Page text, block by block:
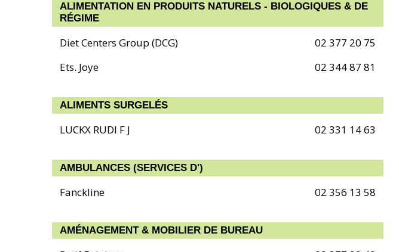
ALIMENTATION EN PRODUITS NATURELS - BIOLOGIQUES & DE
RÉGIME
Diet Centers Group (DCG)
02 377 20 75
Ets. Joye
02 344 87 81
ALIMENTS SURGELÉS
LUCKX RUDI F J 02 331 14 63
AMBULANCES (SERVICES D')
Fanckline 02 356 13 58
AMÉNAGEMENT & MOBILIER DE BUREAU